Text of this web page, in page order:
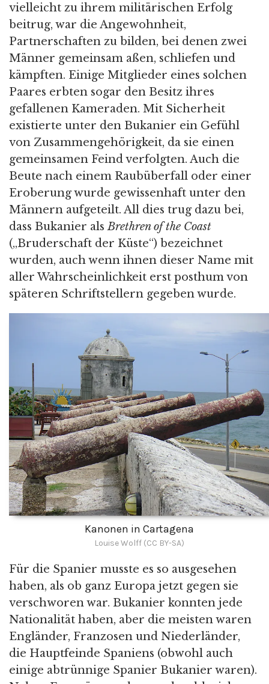
vielleicht zu ihrem militärischen Erfolg
beitrug, war die Angewohnheit,
Partnerschaften zu bilden, bei denen zwei
Männer gemeinsam aßen, schliefen und
kämpften. Einige Mitglieder eines solchen
Paares erbten sogar den Besitz ihres
gefallenen Kameraden. Mit Sicherheit
existierte unter den Bukanier ein Gefühl
von Zusammengehörigkeit, da sie einen
gemeinsamen Feind verfolgten. Auch die
Beute nach einem Raubüberfall oder einer
Eroberung wurde gewissenhaft unter den
Männern aufgeteilt. All dies trug dazu bei,
dass Bukanier alsBrethren of the Coast
(„Bruderschaft der Küste“) bezeichnet
wurden, auch wenn ihnen dieser Name mit
aller Wahrscheinlichkeit erst posthum von
späteren Schriftstellern gegeben wurde.
Kanonen in Cartagena
Louise Wolff (CC BY-SA)
Für die Spanier musste es so ausgesehen
haben, als ob ganz Europa jetzt gegen sie
verschworen war. Bukanier konnten jede
Nationalität haben, aber die meisten waren
Engländer, Franzosen und Niederländer,
die Hauptfeinde Spaniens (obwohl auch
einige abtrünnige Spanier Bukanier waren).